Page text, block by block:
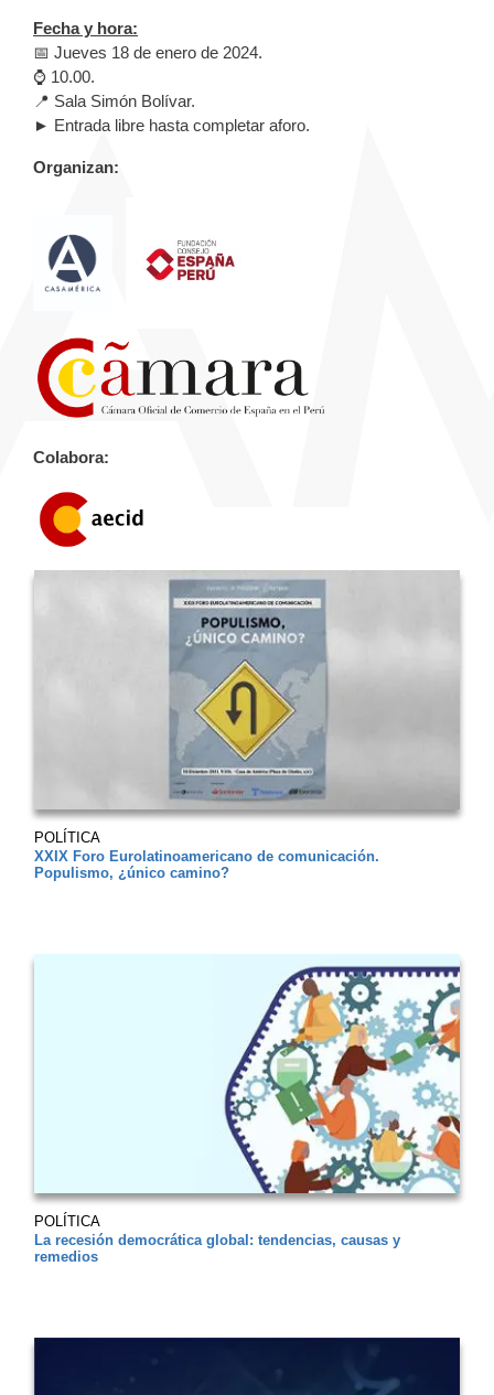
Fecha y hora:
📅 Jueves 18 de enero de 2024.
⌚️ 10.00.
📍 Sala Simón Bolívar.
► Entrada libre hasta completar aforo.
Organizan:
Colabora:
POLÍTICA
XXIX Foro Eurolatinoamericano de comunicación.
Populismo, ¿único camino?
POLÍTICA
La recesión democrática global: tendencias, causas y
remedios